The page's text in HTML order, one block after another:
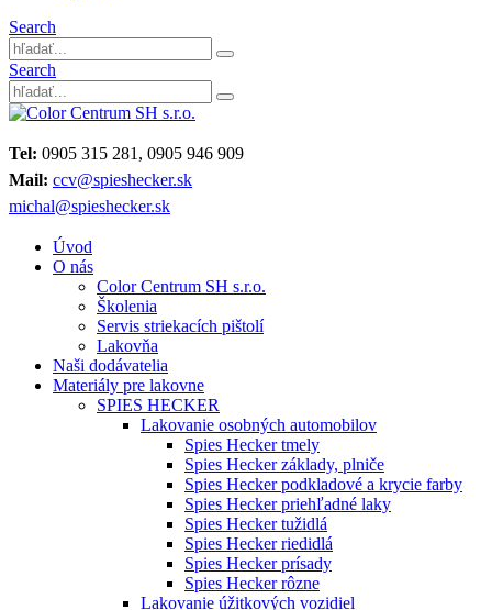
Search
Search
Tel: 0905 315 281, 0905 946 909
Mail: ccv@spieshecker.sk
michal@spieshecker.sk
Úvod
O nás
Color Centrum SH s.r.o.
Školenia
Servis striekacích pištolí
Lakovňa
Naši dodávatelia
Materiály pre lakovne
SPIES HECKER
Lakovanie osobných automobilov
Spies Hecker tmely
Spies Hecker základy, plniče
Spies Hecker podkladové a krycie farby
Spies Hecker priehľadné laky
Spies Hecker tužidlá
Spies Hecker riedidlá
Spies Hecker prísady
Spies Hecker rôzne
Lakovanie úžitkových vozidiel